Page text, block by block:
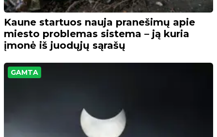
Kaune startuos nauja pranešimų apie
miesto problemas sistema – ją kuria
įmonė iš juodųjų sąrašų
GAMTA